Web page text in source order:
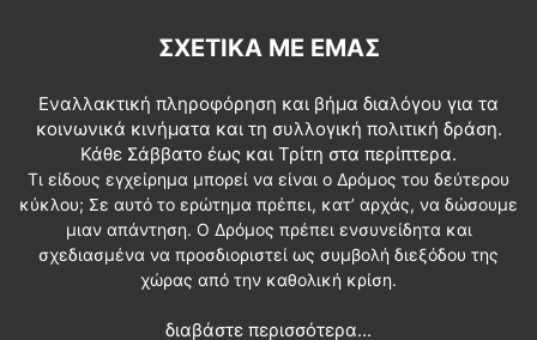
ΣΧΕΤΙΚΆ ΜΕ ΕΜΆΣ
Εναλλακτική πληροφόρηση και βήμα διαλόγου για τα
κοινωνικά κινήματα και τη συλλογική πολιτική δράση.
Κάθε Σάββατο έως και Τρίτη στα περίπτερα.
Τι είδους εγχείρημα μπορεί να είναι ο Δρόμος του δεύτερου
κύκλου; Σε αυτό το ερώτημα πρέπει, κατ’ αρχάς, να δώσουμε
μιαν απάντηση. Ο Δρόμος πρέπει ενσυνείδητα και
σχεδιασμένα να προσδιοριστεί ως συμβολή διεξόδου της
χώρας από την καθολική κρίση.
διαβάστε περισσότερα...